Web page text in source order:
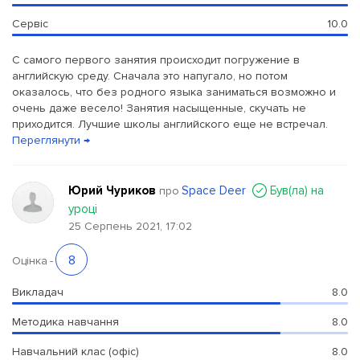
Сервіс 10.0
С самого первого занятия происходит погружение в
английскую среду. Сначала это напугало, но потом
оказалось, что без родного языка заниматься возможно и
очень даже весело! Занятия насыщенные, скучать не
приходится. Лучшие школы английского еще не встречал.
Переглянути →
Юрий Чуриков про Space Deer
Був(ла) на
уроці
25 Серпень 2021, 17:02
Оцінка - 8
Викладач 8.0
Методика навчання 8.0
Навчальний клас (офіс) 8.0